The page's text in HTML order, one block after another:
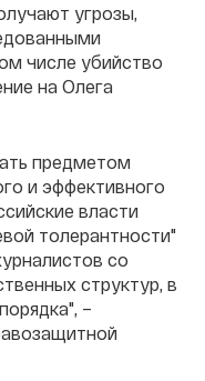
угрозы,
числе убийство
на Олега
предметом
и эффективного
власти
толерантности"
со
структур, в
–